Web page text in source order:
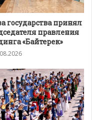
государства принял
правления
«Байтерек»